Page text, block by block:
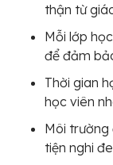
thận từ
Mỗi lớp
để đảm
Thời gian
học viên
Môi trường
tiện nghi